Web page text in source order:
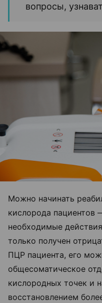
вопросы,
Можно начинать
кислорода пациентов
необходимые
только получен
ПЦР пациента, его
общесоматическое
кислородных точек и
восстановлением